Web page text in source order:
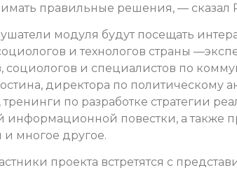
правильные решения, — сказал
модуля будут посещать
и технологов страны
социологов и специалистов по
директора по политическому
тренинги по разработке стратегии
информационной повестки, а также
многое другое.
проекта встретятся с